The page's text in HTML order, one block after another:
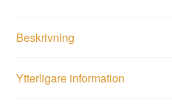
Beskrivning
Ytterligare information